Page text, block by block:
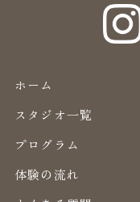
ホーム
スタジオ一覧
プログラム
体験の流れ